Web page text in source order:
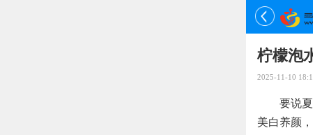
柠檬泡
2025-11-10
要说
美白养颜